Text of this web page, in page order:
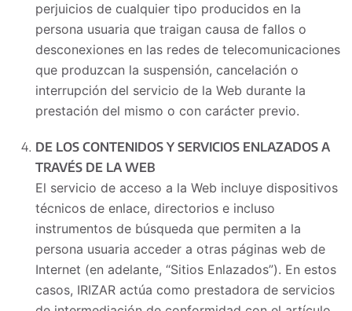
perjuicios de cualquier tipo producidos en la
persona usuaria que traigan causa de fallos o
desconexiones en las redes de telecomunicaciones
que produzcan la suspensión, cancelación o
interrupción del servicio de la Web durante la
prestación del mismo o con carácter previo.
DE LOS CONTENIDOS Y SERVICIOS ENLAZADOS A
TRAVÉS DE LA WEB
El servicio de acceso a la Web incluye dispositivos
técnicos de enlace, directorios e incluso
instrumentos de búsqueda que permiten a la
persona usuaria acceder a otras páginas web de
Internet (en adelante, “Sitios Enlazados”). En estos
casos, IRIZAR actúa como prestadora de servicios